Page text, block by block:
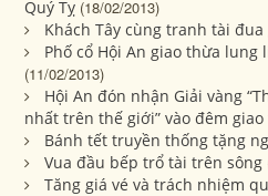
Quý Tỵ (18/02/2013)
Khách Tây cùng tranh tài
Phố cổ Hội An giao thừa lung
(11/02/2013)
Hội An đón nhận Giải vàng
nhất trên thế giới” vào đêm
Bánh tết truyền thống tặng
Vua đầu bếp trổ tài trên sông
Tăng giá vé và trách nhiệm